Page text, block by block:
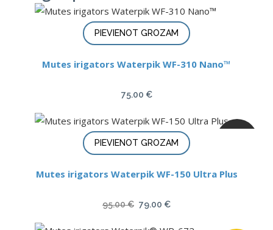
PIEVIENOT GROZAM
Mutes irigators Waterpik WF-310 Nano™
75.00 €
PIEVIENOT GROZAM
Mutes irigators Waterpik WF-150 Ultra Plus
95.00€ Original
79.00 €Current